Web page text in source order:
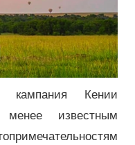
кампания Кении
известным